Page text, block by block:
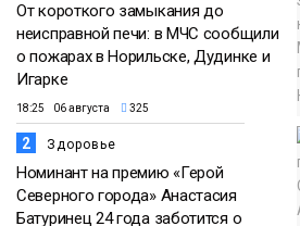
От короткого замыкания до
неисправной печи: в МЧС сообщили
о пожарах в Норильске, Дудинке и
Игарке
18:25 06 августа 325
2 Здоровье
Номинант на премию «Герой
Северного города» Анастасия
Батуринец 24 года заботится о